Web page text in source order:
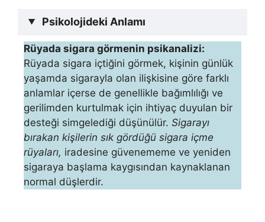
Psikolojideki Anlamı
Rüyada sigara görmenin psikanalizi:
Rüyada sigara içtiğini görmek, kişinin günlük
yaşamda si­garayla olan ilişkisine göre farklı
anlamlar içerse de genellikle bağımlılığı ve
gerilimden kurtulmak için ihtiyaç duyulan bir
des­teği simgelediği düşünülür. Sigarayı
bırakan kişilerin sık gördüğü si­gara içme
rüyaları, iradesine güvenememe ve yeniden
sigaraya başlama kaygısından kaynaklanan
normal düşlerdir.